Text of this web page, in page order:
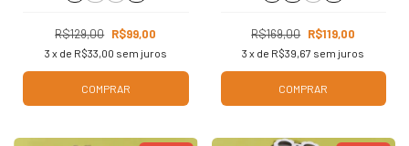
R$129,00 R$99,00
3 x de R$33,00 sem juros
COMPRAR
R$169,00 R$119,00
3 x de R$39,67 sem juros
COMPRAR